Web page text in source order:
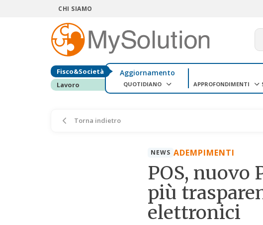
CHI SIAMO
Fisco&Società
Lavoro
Aggiornamento
QUOTIDIANO APPROFONDIMENTI
Torna indietro
NEWS ADEMPIMENTI
POS, nuovo
più
elettronici